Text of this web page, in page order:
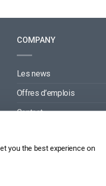
you the best experience on
COMPANY
Les news
Offres d’emplois
Contact